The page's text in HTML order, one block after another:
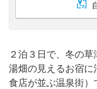
２泊３日で、冬の草
湯畑の見えるお宿に
食店が並ぶ温泉街）